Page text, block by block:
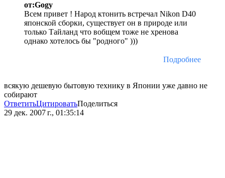
от:Gogy
Всем привет ! Народ ктонить встречал Nikon D40
японской сборки, существует он в природе или
только Тайланд что вобщем тоже не хренова
однако хотелось бы "родного" )))
Подробнее
всякую дешевую бытовую технику в Японии уже давно не
собирают
ОтветитьЦитироватьПоделиться
29 дек. 2007 г., 01:35:14